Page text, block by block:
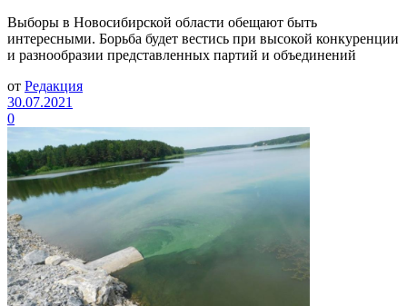
Выборы в Новосибирской области обещают быть
интересными. Борьба будет вестись при высокой конкуренции
и разнообразии представленных партий и объединений
от Редакция
30.07.2021
0